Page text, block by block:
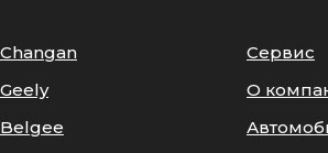
Changan
Geely
Belgee
Сервис
О